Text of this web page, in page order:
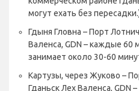
могут ехать без
Гдыня Гловна – Порт
Валенса, GDN – каждые 60
занимает около 30-60
Картузы, через Жуково –
Гданьск Лех Валенса, GDN